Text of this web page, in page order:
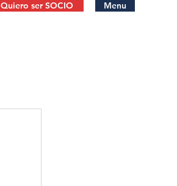
Menu
Quiero ser SOCIO